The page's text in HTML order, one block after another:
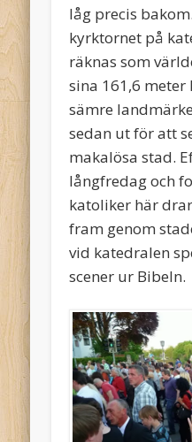
låg precis
kyrktornet på
räknas som
sina 161,6
sämre
sedan ut för att
makalösa stad.
långfredag och
katoliker här
fram genom
vid katedralen
scener ur Bibeln.